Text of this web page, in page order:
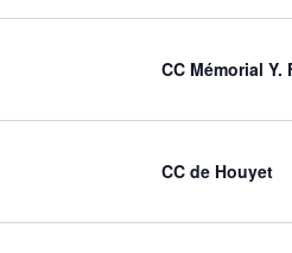
CC Mémorial Y.
CC de Houyet